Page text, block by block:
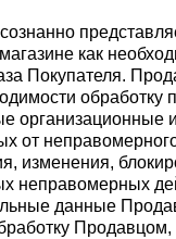
как
Покупателя.
обработку
организационные
от
изменения,
неправомерных
данные